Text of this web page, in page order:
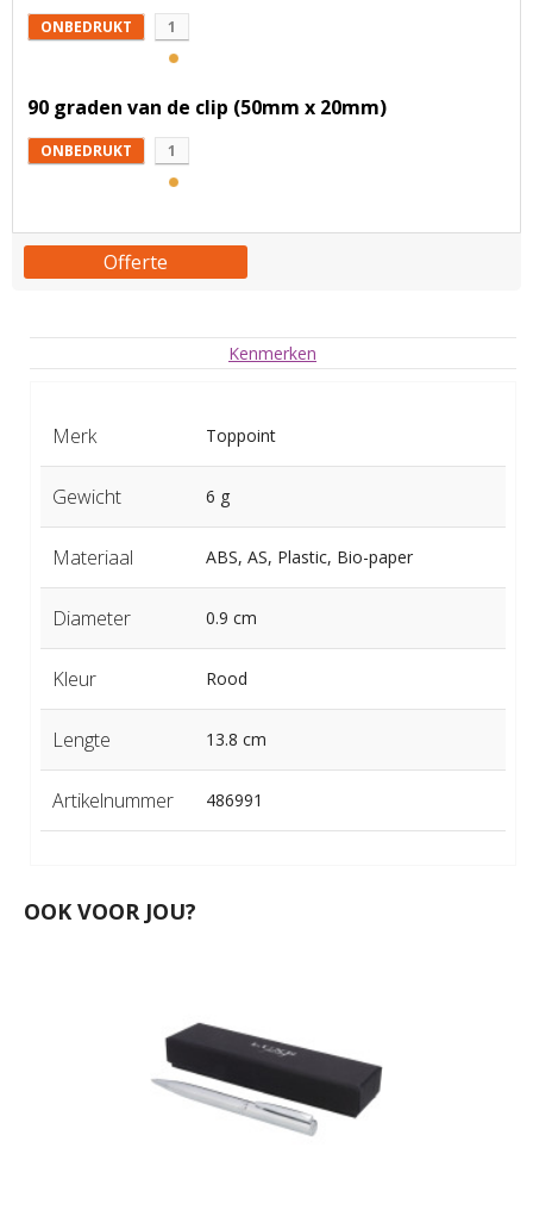
ONBEDRUKT 1
90 graden van de clip (50mm x 20mm)
ONBEDRUKT 1
Offerte
Kenmerken
Merk Toppoint
Gewicht 6 g
Materiaal ABS, AS, Plastic, Bio-paper
Diameter 0.9 cm
Kleur Rood
Lengte 13.8 cm
Artikelnummer 486991
OOK VOOR JOU?